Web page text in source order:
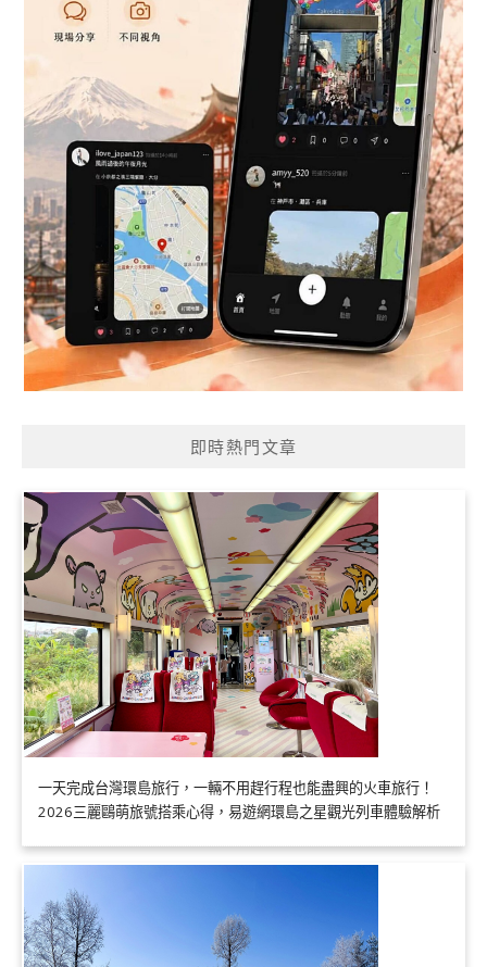
即時熱門文章
一天完成台灣環島旅行，一輛不用趕行程也能盡興的火車旅行！
2026三麗鷗萌旅號搭乘心得，易遊網環島之星觀光列車體驗解析